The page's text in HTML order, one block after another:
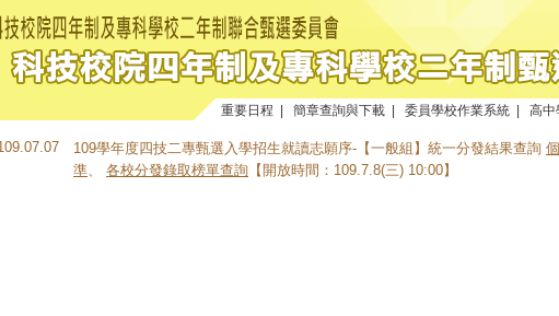
重要日程 簡章查詢與下載 委員學校作業系統 高中
109學年度四技二專甄選入學招生就讀志願序-【一般組】統一分發結果查詢
準、 各校分發錄取榜單查詢 【開放時間：109.7.8(三) 10:00】